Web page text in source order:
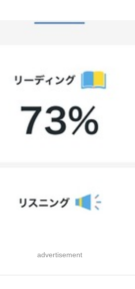
advertisement